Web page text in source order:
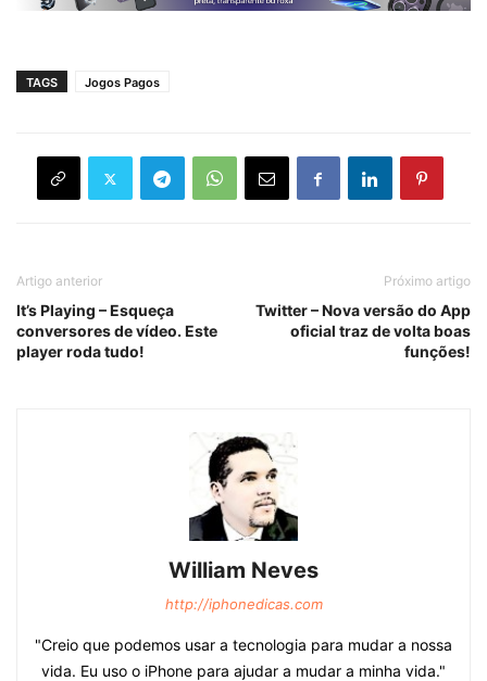
TAGS Jogos Pagos
Artigo anterior
It’s Playing – Esqueça
conversores de vídeo. Este
player roda tudo!
Próximo artigo
Twitter – Nova versão do App
oficial traz de volta boas
funções!
William Neves
http://iphonedicas.com
"Creio que podemos usar a tecnologia para mudar a nossa
vida. Eu uso o iPhone para ajudar a mudar a minha vida."